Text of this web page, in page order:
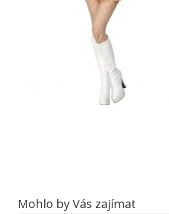
Mohlo by Vás zajímat